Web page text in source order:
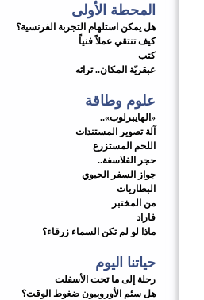
المحطة الأولى
هل يمكن استلهام التجربة الفرنسية؟
كيف تنتقي عملاً فنياً
كتب
عبقريّة المكان.. تراثه
علوم وطاقة
«الهايبرلوب»..
آلة تصوير المستندات
اللحم المستزرع
حجر الفلاسفة..
جواز السفر الحيوي
البطاريات
من المختبر
فاراد
ماذا لو لم تكن السماء زرقاء؟
حياتنا اليوم
رحلة إلى ما تحت الأسفلت
هل سئم الأوروبيون ضغوط الوقت؟